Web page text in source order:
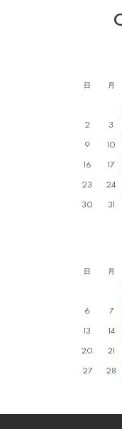
日 月
2 3
9 10
16 17
23 24
30 31
日 月
6 7
13 14
20 21
27 28